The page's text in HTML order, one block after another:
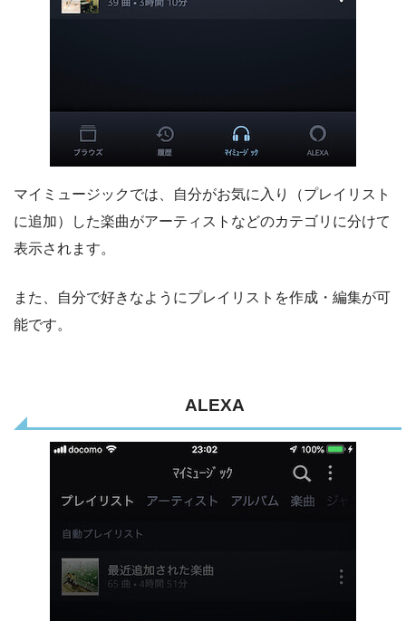
マイミュージックでは、自分がお気に入り（プレイリスト
に追加）した楽曲がアーティストなどのカテゴリに分けて
表示されます。
また、自分で好きなようにプレイリストを作成・編集が可
能です。
ALEXA